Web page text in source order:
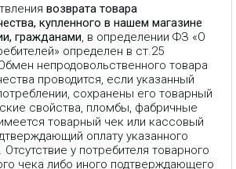
возврата товара
купленного в нашем магазине
гражданами , в определении ФЗ «О
определен в ст.25
непродовольственного товара
проводится, если указанный
сохранены его товарный
свойства, пломбы, фабричные
товарный чек или кассовый
оплату указанного
у потребителя товарного
чека либо иного подтверждающего